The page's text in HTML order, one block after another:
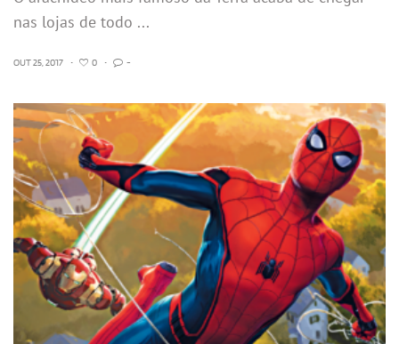
nas lojas de todo ...
OUT 25, 2017 • 0 • -